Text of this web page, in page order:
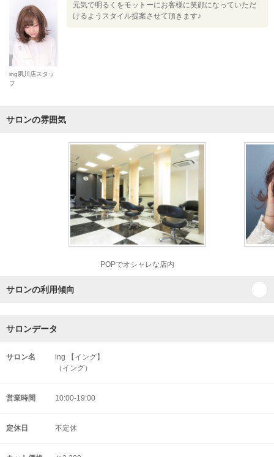
ing夙川店スタッ
フ
元気で明るくをモットーにお客様に笑顔になっていただ
けるようスタイル提案させて頂きます♪
サロンの雰囲気
POPでオシャレな店内
サロンの利用傾向
サロンデータ
サロン名
ing 【イング】
（イング）
営業時間 10:00-19:00
定休日 不定休